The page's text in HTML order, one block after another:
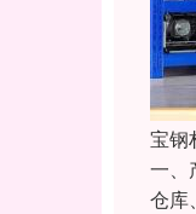
宝钢
一、
仓库